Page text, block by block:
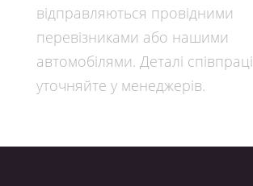
відправляються провідними
перевізниками або нашими
автомобілями. Деталі співпраці
уточняйте у менеджерів.